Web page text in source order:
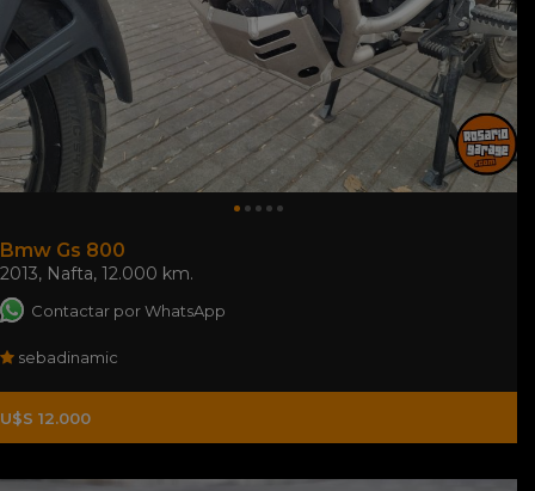
Bmw Gs 800
2013, Nafta, 12.000 km.
Contactar por WhatsApp
sebadinamic
U$S 12.000